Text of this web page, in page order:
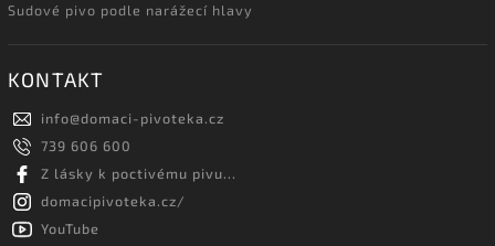
Sudové pivo podle narážecí hlavy
KONTAKT
info@domaci-pivoteka.cz
739 606 600
Z lásky k poctivému pivu...
domacipivoteka.cz/
YouTube